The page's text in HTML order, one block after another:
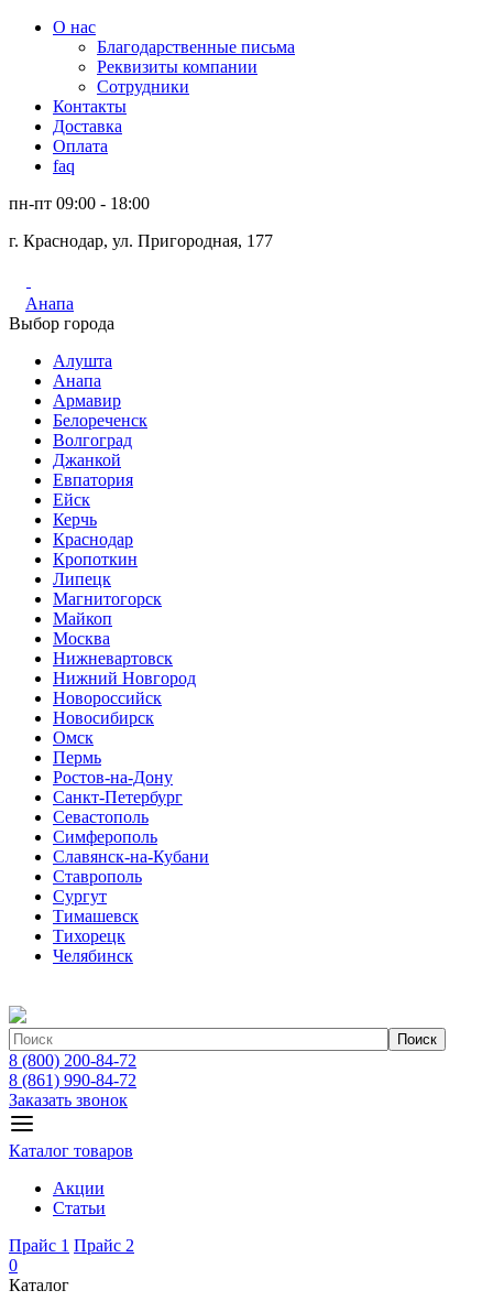
О нас
Благодарственные письма
Реквизиты компании
Сотрудники
Контакты
Доставка
Оплата
faq
пн-пт 09:00 - 18:00
г. Краснодар, ул. Пригородная, 177
Анапа
Выбор города
Алушта
Анапа
Армавир
Белореченск
Волгоград
Джанкой
Евпатория
Ейск
Керчь
Краснодар
Кропоткин
Липецк
Магнитогорск
Майкоп
Москва
Нижневартовск
Нижний Новгород
Новороссийск
Новосибирск
Омск
Пермь
Ростов-на-Дону
Санкт-Петербург
Севастополь
Симферополь
Славянск-на-Кубани
Ставрополь
Сургут
Тимашевск
Тихорецк
Челябинск
Поиск
8 (800) 200-84-72
8 (861) 990-84-72
Заказать звонок
Каталог товаров
Акции
Статьи
Прайс 1 Прайс 2
0
Каталог